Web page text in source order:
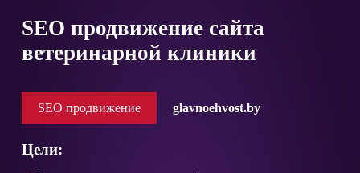
SEO продвижение сайта
ветеринарной клиники
SEO продвижение glavnoehvost.by
Цели: